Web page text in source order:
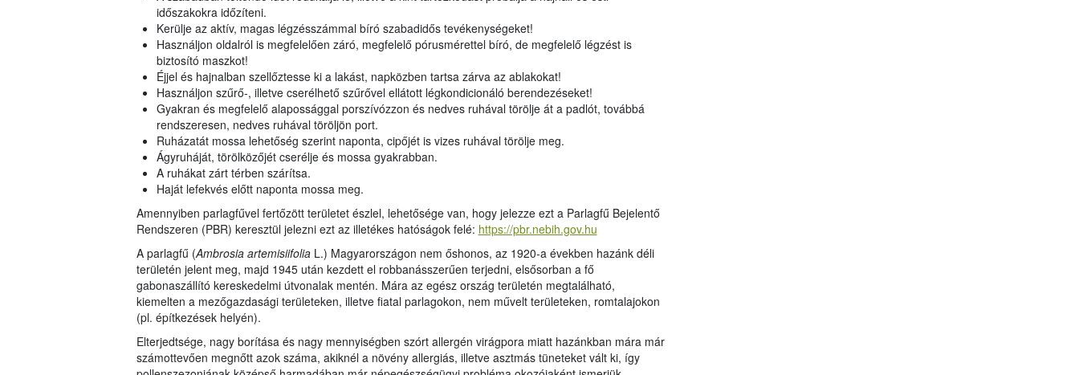
időszakokra időzíteni.
Kerülje az aktív, magas légzésszámmal bíró szabadidős tevékenységeket!
Használjon oldalról is megfelelően záró, megfelelő pórusmérettel bíró, de megfelelő légzést is
biztosító maszkot!
Éjjel és hajnalban szellőztesse ki a lakást, napközben tartsa zárva az ablakokat!
Használjon szűrő-, illetve cserélhető szűrővel ellátott légkondicionáló berendezéseket!
Gyakran és megfelelő alapossággal porszívózzon és nedves ruhával törölje át a padlót, továbbá
rendszeresen, nedves ruhával töröljön port.
Ruházatát mossa lehetőség szerint naponta, cipőjét is vizes ruhával törölje meg.
Ágyruháját, törölközőjét cserélje és mossa gyakrabban.
A ruhákat zárt térben szárítsa.
Haját lefekvés előtt naponta mossa meg.
Amennyiben parlagfűvel fertőzött területet észlel, lehetősége van, hogy jelezze ezt a Parlagfű Bejelentő
Rendszeren (PBR) keresztül jelezni ezt az illetékes hatóságok felé: https://pbr.nebih.gov.hu
A parlagfű (Ambrosia artemisiifolia L.) Magyarországon nem őshonos, az 1920-a években hazánk déli
területén jelent meg, majd 1945 után kezdett el robbanásszerűen terjedni, elsősorban a fő
gabonaszállító kereskedelmi útvonalak mentén. Mára az egész ország területén megtalálható,
kiemelten a mezőgazdasági területeken, illetve fiatal parlagokon, nem művelt területeken, romtalajokon
(pl. építkezések helyén).
Elterjedtsége, nagy borítása és nagy mennyiségben szórt allergén virágpora miatt hazánkban mára már
számottevően megnőtt azok száma, akiknél a növény allergiás, illetve asztmás tüneteket vált ki, így